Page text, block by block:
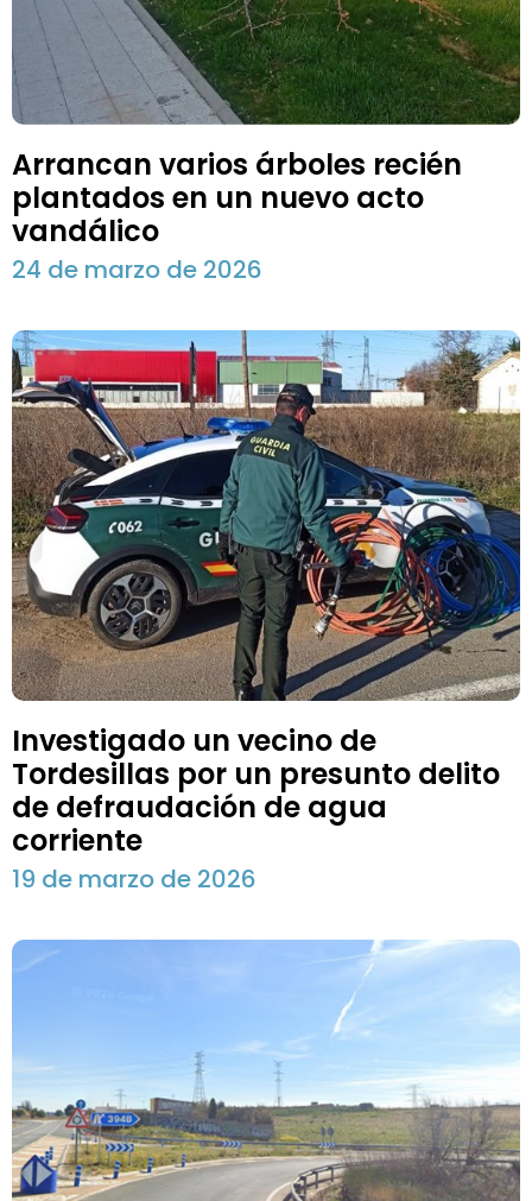
Arrancan varios árboles recién
plantados en un nuevo acto
vandálico
24 de marzo de 2026
Investigado un vecino de
Tordesillas por un presunto delito
de defraudación de agua
corriente
19 de marzo de 2026